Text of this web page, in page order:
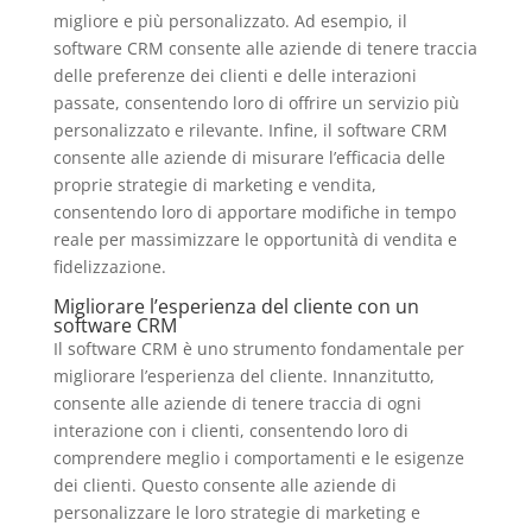
migliore e più personalizzato. Ad esempio, il
software CRM consente alle aziende di tenere traccia
delle preferenze dei clienti e delle interazioni
passate, consentendo loro di offrire un servizio più
personalizzato e rilevante. Infine, il software CRM
consente alle aziende di misurare l’efficacia delle
proprie strategie di marketing e vendita,
consentendo loro di apportare modifiche in tempo
reale per massimizzare le opportunità di vendita e
fidelizzazione.
Migliorare l’esperienza del cliente con un
software CRM
Il software CRM è uno strumento fondamentale per
migliorare l’esperienza del cliente. Innanzitutto,
consente alle aziende di tenere traccia di ogni
interazione con i clienti, consentendo loro di
comprendere meglio i comportamenti e le esigenze
dei clienti. Questo consente alle aziende di
personalizzare le loro strategie di marketing e